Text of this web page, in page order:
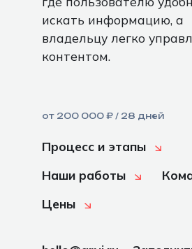
искать информацию, а
владельцу легко
контентом.
от 200 000 ₽ / 28 дней
Процесс и этапы
Наши работы
Цены